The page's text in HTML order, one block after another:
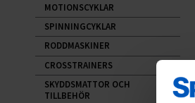
MOTIONSCYKLAR
SPINNINGCYKLAR
RODDMASKINER
CROSSTRAINERS
SKYDDSMATTOR OCH
TILLBEHÖR